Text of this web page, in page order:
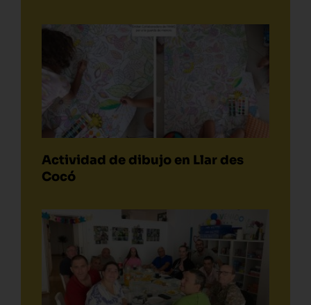
Actividad de dibujo en Llar des
Cocó